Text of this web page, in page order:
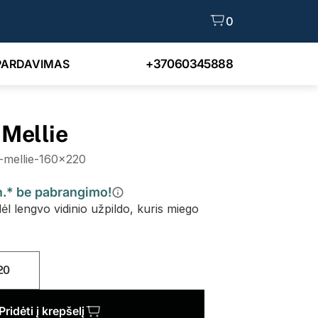
0
+37060345888
Mellie
160x220
be pabrangimo!
lengvo vidinio užpildo, kuris miego
Pridėti į krepšelį